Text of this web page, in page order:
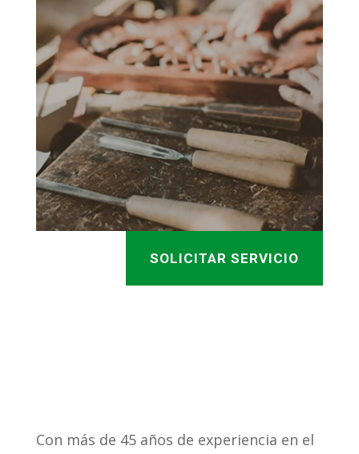
SOLICITAR SERVICIO
Con más de 45 años de experiencia en el